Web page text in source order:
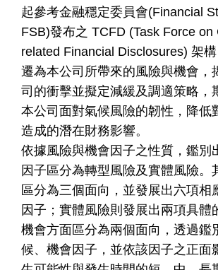
起參考金融穩定委員會(Financial
FSB)發布之 TCFD (Task Force on
related Financial Disclosures) 架
遷為本公司所帶來的風險與機會，
司的衝擊並擬定減緩及調適策略，
本公司面對氣候風險的韌性，降低
造成的潛在財務影響。
依據風險與機會因子之性質，鑑別
因子區分為轉型風險及實體風險。
區分為三個面向，並發展出六項相
因子；實體風險則發展出兩項具體
機會方面區分為兩個面向，透過鑑
候、機會因子，並依該因子之正面